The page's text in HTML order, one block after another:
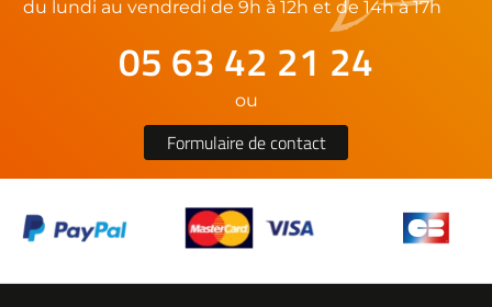
du lundi au vendredi de 9h à 12h et de 14h à 17h
05 63 42 21 24
ou
Formulaire de contact